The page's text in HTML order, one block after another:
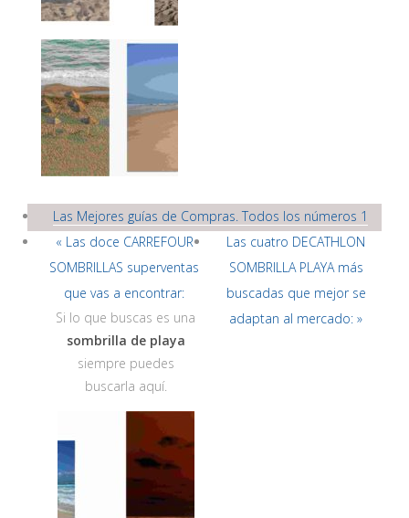
Las Mejores guías de Compras. Todos los números 1
« Las doce CARREFOUR
SOMBRILLAS superventas
que vas a encontrar:
Las cuatro DECATHLON
SOMBRILLA PLAYA más
buscadas que mejor se
adaptan al mercado: »
Si lo que buscas es una
sombrilla de playa
siempre puedes
buscarla aquí.